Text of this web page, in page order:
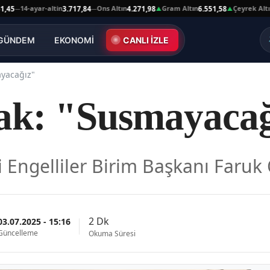
14-ayar-altin3.717,84—Ons Altın4.271,98▲Gram Altın6.551,58▲Çeyrek Altın
EKONOMİ CANLI İZLE
Birim Başkanı Faruk
- 15:16 2 Dk
Okuma Süresi